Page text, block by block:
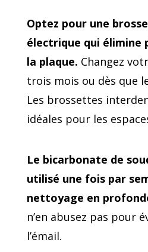
Optez pour une
électrique qui élimine
la plaque. Changez
trois mois ou dès que
Les brossettes
idéales pour les
Le bicarbonate de
utilisé une fois par
nettoyage en
n’en abusez pas pour
l’émail.